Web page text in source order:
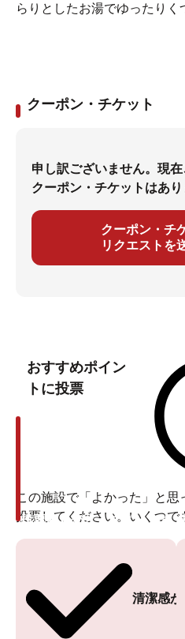
らりとしたお湯でゆったりく
クーポン・チケット
申し訳ございません。現
クーポン・チケットはあり
クーポン・チ
リクエストを
おすすめポイン
トに投票
この施設で「よかった」と
投票してください。いくつで
清潔感
投票ありがとうございます